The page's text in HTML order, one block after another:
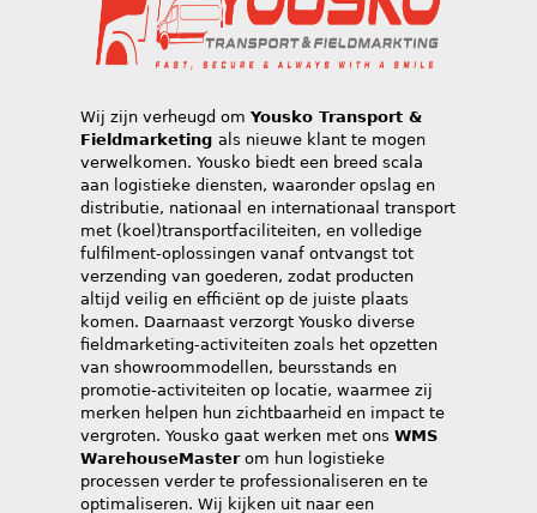
Wij zijn verheugd omYousko Transport &
Fieldmarketingals nieuwe klant te mogen
verwelkomen. Yousko biedt een breed scala
aan logistieke diensten, waaronder opslag en
distributie, nationaal en internationaal transport
met (koel)transportfaciliteiten, en volledige
fulfilment-oplossingen vanaf ontvangst tot
verzending van goederen, zodat producten
altijd veilig en efficiënt op de juiste plaats
komen. Daarnaast verzorgt Yousko diverse
fieldmarketing-activiteiten zoals het opzetten
van showroommodellen, beursstands en
promotie-activiteiten op locatie, waarmee zij
merken helpen hun zichtbaarheid en impact te
vergroten. Yousko gaat werken met onsWMS
WarehouseMasterom hun logistieke
processen verder te professionaliseren en te
optimaliseren. Wij kijken uit naar een